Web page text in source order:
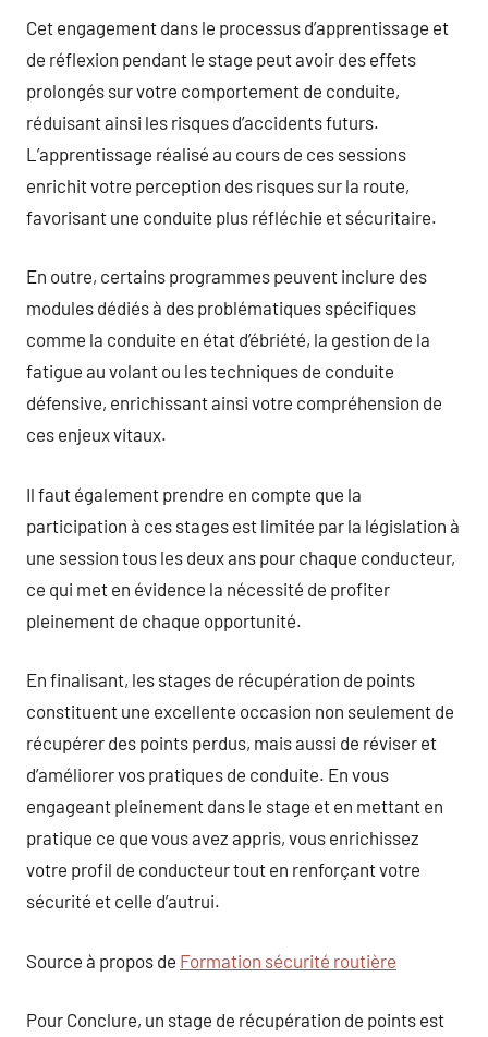
Cet engagement dans le processus d’apprentissage et
de réflexion pendant le stage peut avoir des effets
prolongés sur votre comportement de conduite,
réduisant ainsi les risques d’accidents futurs.
L’apprentissage réalisé au cours de ces sessions
enrichit votre perception des risques sur la route,
favorisant une conduite plus réfléchie et sécuritaire.
En outre, certains programmes peuvent inclure des
modules dédiés à des problématiques spécifiques
comme la conduite en état d’ébriété, la gestion de la
fatigue au volant ou les techniques de conduite
défensive, enrichissant ainsi votre compréhension de
ces enjeux vitaux.
Il faut également prendre en compte que la
participation à ces stages est limitée par la législation à
une session tous les deux ans pour chaque conducteur,
ce qui met en évidence la nécessité de profiter
pleinement de chaque opportunité.
En finalisant, les stages de récupération de points
constituent une excellente occasion non seulement de
récupérer des points perdus, mais aussi de réviser et
d’améliorer vos pratiques de conduite. En vous
engageant pleinement dans le stage et en mettant en
pratique ce que vous avez appris, vous enrichissez
votre profil de conducteur tout en renforçant votre
sécurité et celle d’autrui.
Source à propos de Formation sécurité routière
Pour Conclure, un stage de récupération de points est